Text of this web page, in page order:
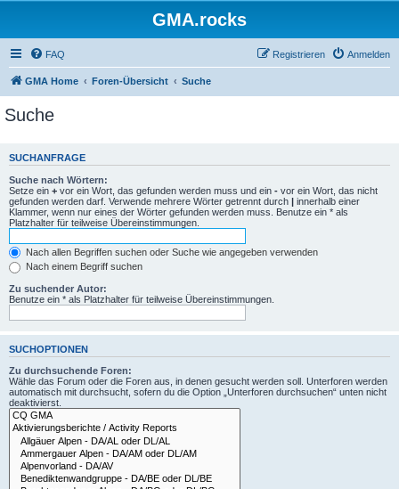
GMA.rocks
FAQ Anmelden
Registrieren
GMA Home Foren-Übersicht Suche
Suche
SUCHANFRAGE
Suche nach Wörtern:
Setze ein + vor ein Wort, das gefunden werden muss und ein - vor ein Wort, das nicht
gefunden werden darf. Verwende mehrere Wörter getrennt durch | innerhalb einer
Klammer, wenn nur eines der Wörter gefunden werden muss. Benutze ein * als
Platzhalter für teilweise Übereinstimmungen.
Nach allen Begriffen suchen oder Suche wie angegeben verwenden
Nach einem Begriff suchen
Zu suchender Autor:
Benutze ein * als Platzhalter für teilweise Übereinstimmungen.
SUCHOPTIONEN
Zu durchsuchende Foren:
Wähle das Forum oder die Foren aus, in denen gesucht werden soll. Unterforen werden
automatisch mit durchsucht, sofern du die Option „Unterforen durchsuchen“ unten nicht
deaktivierst.